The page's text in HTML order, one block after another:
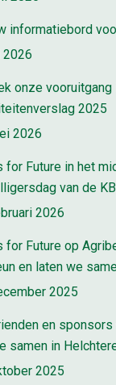
informatiebord
2026
onze vooruitgang
2025
2026
for Future in het
van de
2026
for Future op
en laten we
2025
en
samen in
2025